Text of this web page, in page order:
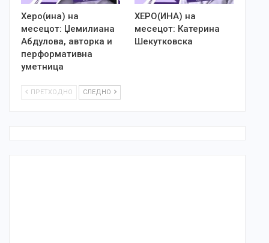
Херо(ина) на
месецот: Џемилиана
Абдулова, авторка и
перформативна
уметница
ХЕРО(ИНА) на
месецот: Катерина
Шекутковска
ПРЕТХОДНО СЛЕДНО